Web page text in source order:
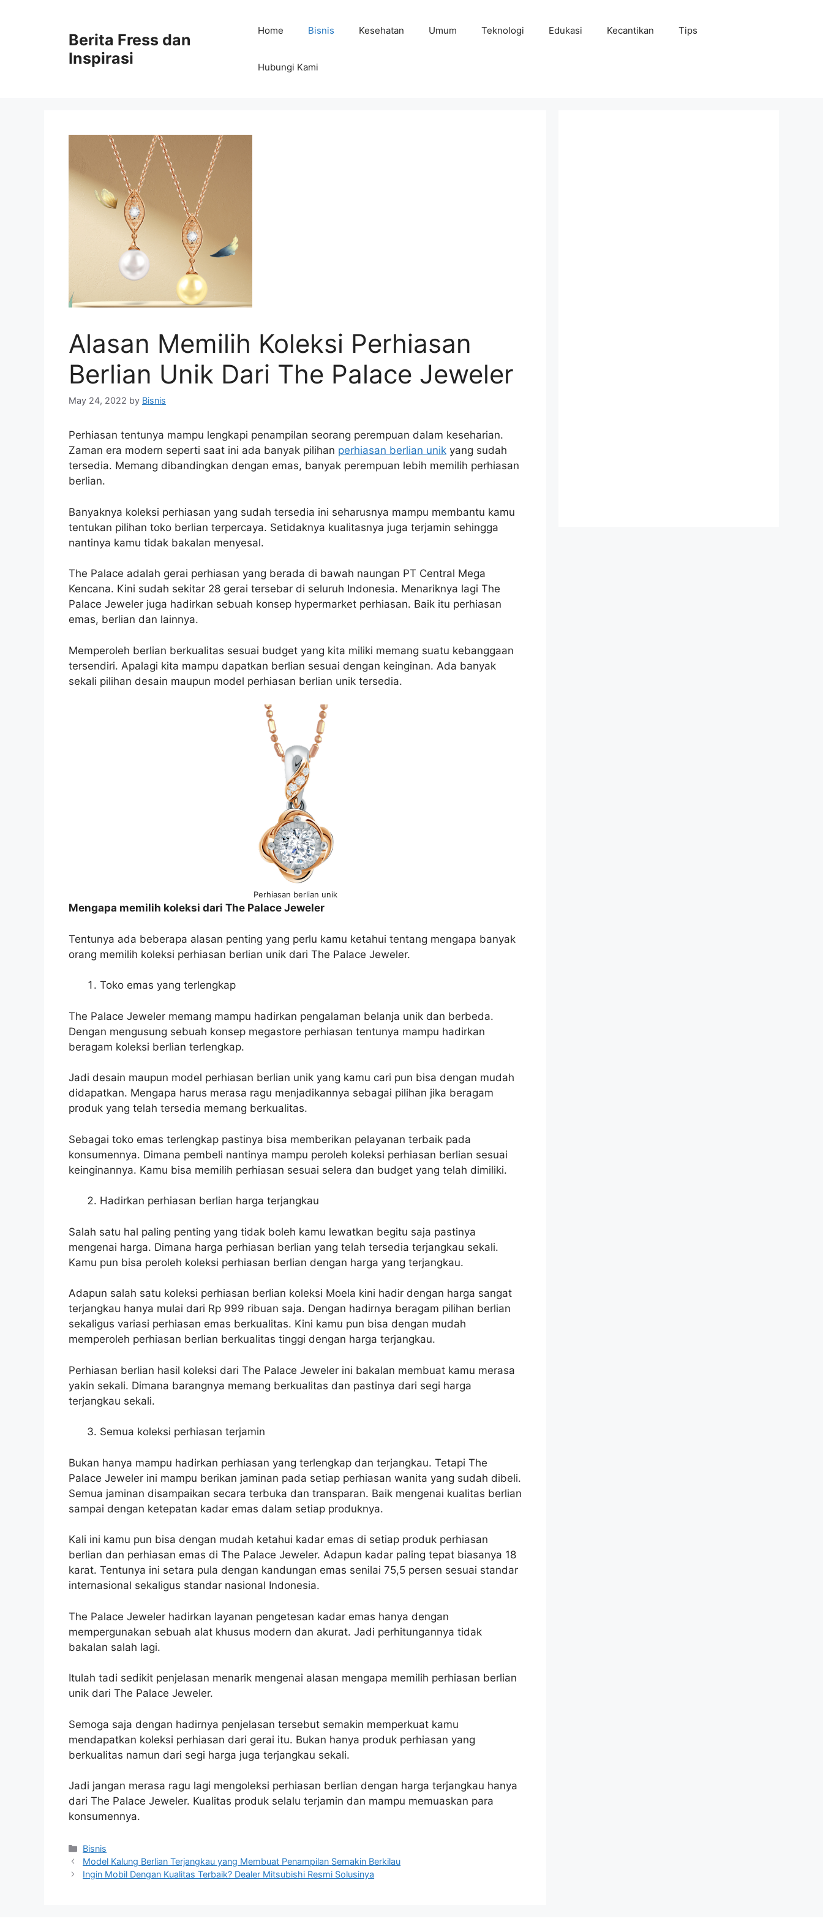
Berita Fress dan
Inspirasi
Home Bisnis Kesehatan Umum Teknologi Edukasi Kecantikan Tips
Hubungi Kami
Alasan Memilih Koleksi Perhiasan
Berlian Unik Dari The Palace Jeweler
May 24, 2022 by Bisnis
Perhiasan tentunya mampu lengkapi penampilan seorang perempuan dalam keseharian.
Zaman era modern seperti saat ini ada banyak pilihan perhiasan berlian unik yang sudah
tersedia. Memang dibandingkan dengan emas, banyak perempuan lebih memilih perhiasan
berlian.
Banyaknya koleksi perhiasan yang sudah tersedia ini seharusnya mampu membantu kamu
tentukan pilihan toko berlian terpercaya. Setidaknya kualitasnya juga terjamin sehingga
nantinya kamu tidak bakalan menyesal.
The Palace adalah gerai perhiasan yang berada di bawah naungan PT Central Mega
Kencana. Kini sudah sekitar 28 gerai tersebar di seluruh Indonesia. Menariknya lagi The
Palace Jeweler juga hadirkan sebuah konsep hypermarket perhiasan. Baik itu perhiasan
emas, berlian dan lainnya.
Memperoleh berlian berkualitas sesuai budget yang kita miliki memang suatu kebanggaan
tersendiri. Apalagi kita mampu dapatkan berlian sesuai dengan keinginan. Ada banyak
sekali pilihan desain maupun model perhiasan berlian unik tersedia.
Perhiasan berlian unik
Mengapa memilih koleksi dari The Palace Jeweler
Tentunya ada beberapa alasan penting yang perlu kamu ketahui tentang mengapa banyak
orang memilih koleksi perhiasan berlian unik dari The Palace Jeweler.
Toko emas yang terlengkap
The Palace Jeweler memang mampu hadirkan pengalaman belanja unik dan berbeda.
Dengan mengusung sebuah konsep megastore perhiasan tentunya mampu hadirkan
beragam koleksi berlian terlengkap.
Jadi desain maupun model perhiasan berlian unik yang kamu cari pun bisa dengan mudah
didapatkan. Mengapa harus merasa ragu menjadikannya sebagai pilihan jika beragam
produk yang telah tersedia memang berkualitas.
Sebagai toko emas terlengkap pastinya bisa memberikan pelayanan terbaik pada
konsumennya. Dimana pembeli nantinya mampu peroleh koleksi perhiasan berlian sesuai
keinginannya. Kamu bisa memilih perhiasan sesuai selera dan budget yang telah dimiliki.
Hadirkan perhiasan berlian harga terjangkau
Salah satu hal paling penting yang tidak boleh kamu lewatkan begitu saja pastinya
mengenai harga. Dimana harga perhiasan berlian yang telah tersedia terjangkau sekali.
Kamu pun bisa peroleh koleksi perhiasan berlian dengan harga yang terjangkau.
Adapun salah satu koleksi perhiasan berlian koleksi Moela kini hadir dengan harga sangat
terjangkau hanya mulai dari Rp 999 ribuan saja. Dengan hadirnya beragam pilihan berlian
sekaligus variasi perhiasan emas berkualitas. Kini kamu pun bisa dengan mudah
memperoleh perhiasan berlian berkualitas tinggi dengan harga terjangkau.
Perhiasan berlian hasil koleksi dari The Palace Jeweler ini bakalan membuat kamu merasa
yakin sekali. Dimana barangnya memang berkualitas dan pastinya dari segi harga
terjangkau sekali.
Semua koleksi perhiasan terjamin
Bukan hanya mampu hadirkan perhiasan yang terlengkap dan terjangkau. Tetapi The
Palace Jeweler ini mampu berikan jaminan pada setiap perhiasan wanita yang sudah dibeli.
Semua jaminan disampaikan secara terbuka dan transparan. Baik mengenai kualitas berlian
sampai dengan ketepatan kadar emas dalam setiap produknya.
Kali ini kamu pun bisa dengan mudah ketahui kadar emas di setiap produk perhiasan
berlian dan perhiasan emas di The Palace Jeweler. Adapun kadar paling tepat biasanya 18
karat. Tentunya ini setara pula dengan kandungan emas senilai 75,5 persen sesuai standar
internasional sekaligus standar nasional Indonesia.
The Palace Jeweler hadirkan layanan pengetesan kadar emas hanya dengan
mempergunakan sebuah alat khusus modern dan akurat. Jadi perhitungannya tidak
bakalan salah lagi.
Itulah tadi sedikit penjelasan menarik mengenai alasan mengapa memilih perhiasan berlian
unik dari The Palace Jeweler.
Semoga saja dengan hadirnya penjelasan tersebut semakin memperkuat kamu
mendapatkan koleksi perhiasan dari gerai itu. Bukan hanya produk perhiasan yang
berkualitas namun dari segi harga juga terjangkau sekali.
Jadi jangan merasa ragu lagi mengoleksi perhiasan berlian dengan harga terjangkau hanya
dari The Palace Jeweler. Kualitas produk selalu terjamin dan mampu memuaskan para
konsumennya.
Categories
Bisnis
Model Kalung Berlian Terjangkau yang Membuat Penampilan Semakin Berkilau
Ingin Mobil Dengan Kualitas Terbaik? Dealer Mitsubishi Resmi Solusinya